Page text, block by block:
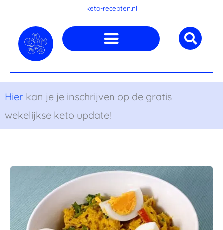
inhoud
keto-recepten.nl
Hier kan je je inschrijven op de gratis
wekelijkse keto update!